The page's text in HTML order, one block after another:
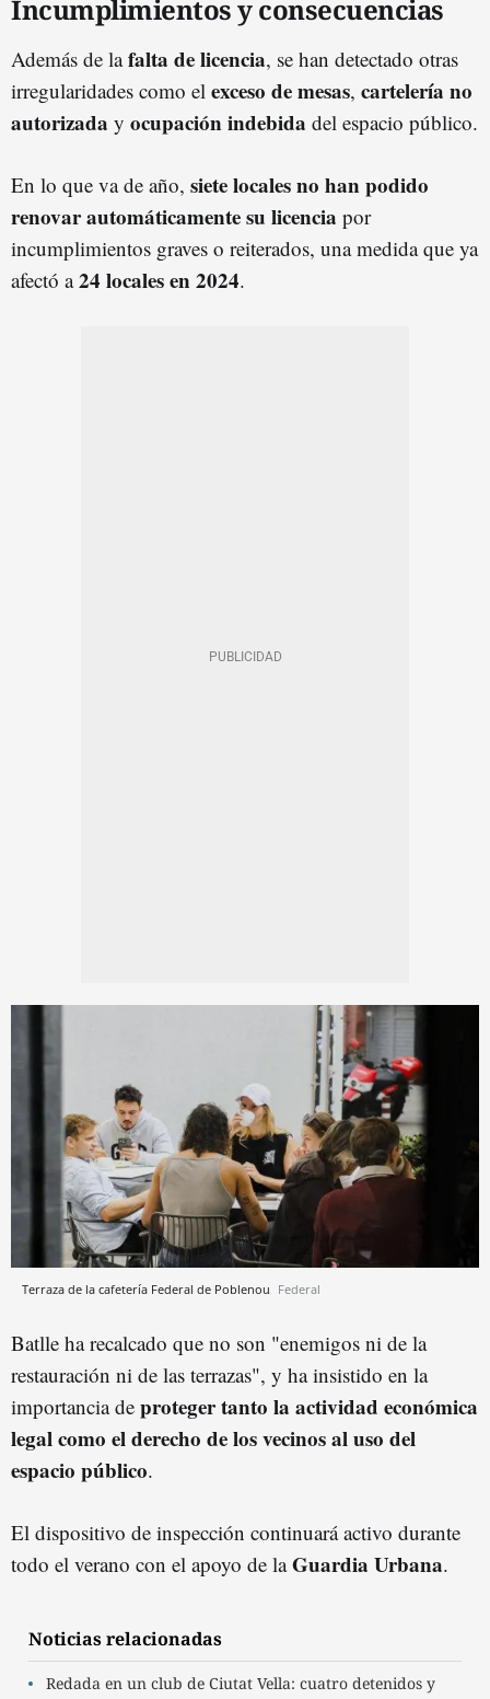
Incumplimientos y consecuencias
Además de lafalta de licencia, se han detectado otras
irregularidades como el exceso de mesas, cartelería no
autorizada y ocupación indebida del espacio público.
En lo que va de año, siete locales no han podido
renovar automáticamente su licencia por
incumplimientos graves o reiterados, una medida que ya
afectó a24 locales en 2024.
Terraza de la cafetería Federal de Poblenou Federal
Batlle ha recalcado que no son "enemigos ni de la
restauración ni de las terrazas", y ha insistido en la
importancia de proteger tanto la actividad económica
legal como el derecho de los vecinos al uso del
espacio público.
El dispositivo de inspección continuará activo durante
todo el verano con el apoyo de laGuardia Urbana.
Noticias relacionadas
Redada en un club de Ciutat Vella: cuatro detenidos y